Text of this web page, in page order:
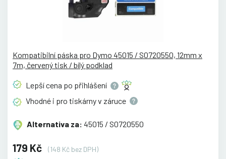
Kompatibilní páska pro Dymo 45015 / S0720550, 12mm x
7m, červený tisk / bílý podklad
Lepší cena po přihlášení
Vhodné i pro tiskárny v záruce
Alternativa za: 45015 / S0720550
179 Kč
(148 Kč bez DPH)